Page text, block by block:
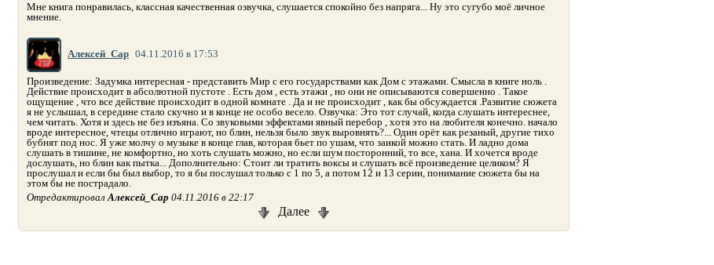
Мне книга понравилась, классная качественная озвучка, слушается спокойно без напряга... Ну это сугубо моё личное
мнение.
Алексей_Сар 04.11.2016 в 17:53
Произведение: Задумка интересная - представить Мир с его государствами как Дом с этажами. Смысла в книге ноль .
Действие происходит в абсолютной пустоте . Есть дом , есть этажи , но они не описываются совершенно . Такое
ощущение , что все действие происходит в одной комнате . Да и не происходит , как бы обсуждается .Развитие сюжета
я не услышал, в середине стало скучно и в конце не особо весело. Озвучка: Это тот случай, когда слушать интереснее,
чем читать. Хотя и здесь не без изъяна. Со звуковыми эффектами явный перебор , хотя это на любителя конечно. начало
вроде интересное, чтецы отлично играют, но блин, нельзя было звук выровнять?... Один орёт как резаный, другие тихо
бубнят под нос. Я уже молчу о музыке в конце глав, которая бьет по ушам, что заикой можно стать. И ладно дома
слушать в тишине, не комфортно, но хоть слушать можно, но если шум посторонний, то все, хана. И хочется вроде
дослушать, но блин как пытка... Дополнительно: Стоит ли тратить воксы и слушать всё произведение целиком? Я
прослушал и если бы был выбор, то я бы послушал только с 1 по 5, а потом 12 и 13 серии, понимание сюжета бы на
этом бы не пострадало.
ОтредактировалАлексей_Сар 04.11.2016 в 22:17
Далее